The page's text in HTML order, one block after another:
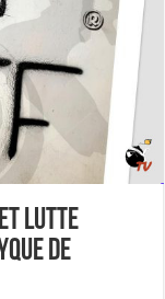
et lutte
de